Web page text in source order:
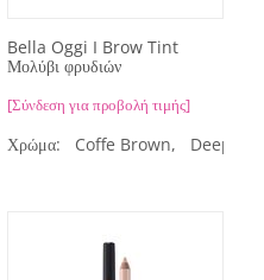
Gray, - Medium Blonde,
Bella Oggi I Brow Tint
Μολύβι φρυδιών
[Σύνδεση για προβολή τιμής]
Χρώμα: Coffe Brown, Deep